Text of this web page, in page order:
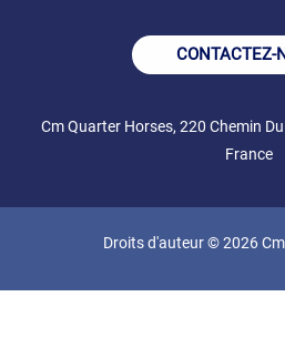
CONTACTEZ-
Cm Quarter Horses, 220 Chemin
France
Droits d'auteur © 2026